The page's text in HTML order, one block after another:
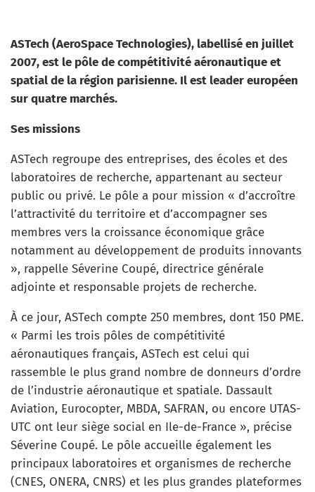
ASTech (AeroSpace Technologies), labellisé en juillet
2007, est le pôle de compétitivité aéronautique et
spatial de la région parisienne. Il est leader européen
sur quatre marchés.
Ses missions
ASTech regroupe des entreprises, des écoles et des
laboratoires de recherche, appartenant au secteur
public ou privé. Le pôle a pour mission « d’accroître
l’attractivité du territoire et d’accompagner ses
membres vers la croissance économique grâce
notamment au développement de produits innovants
», rappelle Séverine Coupé, directrice générale
adjointe et responsable projets de recherche.
À ce jour, ASTech compte 250 membres, dont 150 PME.
« Parmi les trois pôles de compétitivité
aéronautiques français, ASTech est celui qui
rassemble le plus grand nombre de donneurs d’ordre
de l’industrie aéronautique et spatiale. Dassault
Aviation, Eurocopter, MBDA, SAFRAN, ou encore UTAS-
UTC ont leur siège social en Ile-de-France », précise
Séverine Coupé. Le pôle accueille également les
principaux laboratoires et organismes de recherche
(CNES, ONERA, CNRS) et les plus grandes plateformes